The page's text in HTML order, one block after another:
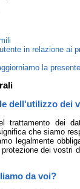
in relazione ai
la
dell'utilizzo dei
trattamento dei
che siamo
legalmente
dei vostri
da voi?